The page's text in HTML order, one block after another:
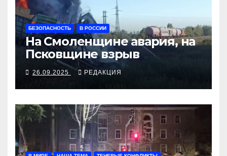
БЕЗОПАСНОСТЬ В РОССИИ
На Смоленщине авария, на
Псковщине взрыв
26.09.2025 РЕДАКЦИЯ